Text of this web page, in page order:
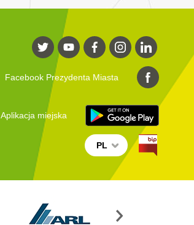
Facebook Prezydenta Miasta
Aplikacja miejska
PL